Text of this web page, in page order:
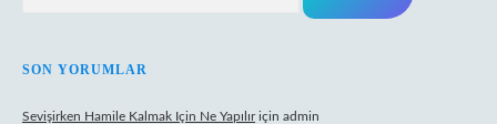
SON YORUMLAR
Sevişirken Hamile Kalmak Için Ne Yapılıriçin admin